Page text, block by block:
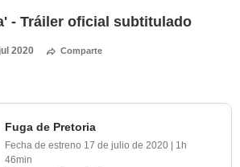
- Tráiler oficial subtitulado
2020 Comparte
Fuga de Pretoria
Fecha de estreno 17 de julio de 2020
1h
46min